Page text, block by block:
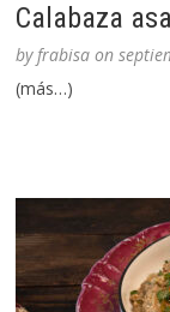
Calabaza
byfrabisa on
(más…)